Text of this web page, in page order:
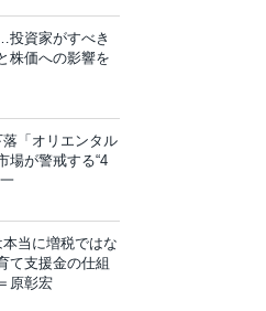
投資家がすべき
株価への影響を
「オリエンタル
場が警戒する“4
当に増税ではな
て支援金の仕組
原彰宏